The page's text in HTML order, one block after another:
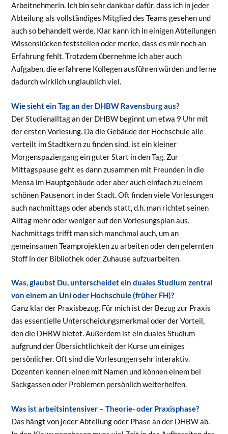
Arbeitnehmerin. Ich bin sehr dankbar dafür, dass ich in jeder
Abteilung als vollständiges Mitglied des Teams gesehen und
auch so behandelt werde. Klar kann ich in einigen Abteilungen
Wissenslücken feststellen oder merke, dass es mir noch an
Erfahrung fehlt. Trotzdem übernehme ich aber auch
Aufgaben, die erfahrene Kollegen ausführen würden und lerne
dadurch wirklich unglaublich viel.
Wie sieht ein Tag an der DHBW Ravensburg aus?
Der Studienalltag an der DHBW beginnt um etwa 9 Uhr mit
der ersten Vorlesung. Da die Gebäude der Hochschule alle
verteilt im Stadtkern zu finden sind, ist ein kleiner
Morgenspaziergang ein guter Start in den Tag. Zur
Mittagspause geht es dann zusammen mit Freunden in die
Mensa im Hauptgebäude oder aber auch einfach zu einem
schönen Pausenort in der Stadt. Oft finden viele Vorlesungen
auch nachmittags oder abends statt, d.h. man richtet seinen
Alltag mehr oder weniger auf den Vorlesungsplan aus.
Nachmittags trifft man sich manchmal auch, um an
gemeinsamen Teamprojekten zu arbeiten oder den gelernten
Stoff in der Bibliothek oder Zuhause aufzuarbeiten.
Was, glaubst Du, unterscheidet ein duales Studium zentral
von einem an Uni oder Hochschule (früher FH)?
Ganz klar der Praxisbezug. Für mich ist der Bezug zur Praxis
das essentielle Unterscheidungsmerkmal oder der Vorteil,
den die DHBW bietet. Außerdem ist ein duales Studium
aufgrund der Übersichtlichkeit der Kurse um einiges
persönlicher. Oft sind die Vorlesungen sehr interaktiv.
Dozenten kennen einen mit Namen und können einem bei
Sackgassen oder Problemen persönlich weiterhelfen.
Was ist arbeitsintensiver – Theorie- oder Praxisphase?
Das hängt von jeder Abteilung oder Phase an der DHBW ab.